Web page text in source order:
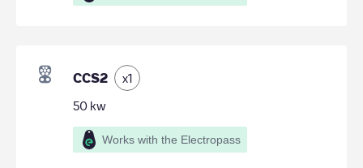
CCS2 x1
50 kw
Works with the Electropass